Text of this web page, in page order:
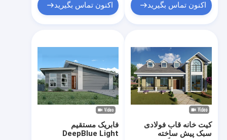
اکنون تماس بگیرید اکنون تماس بگیرید
فابریک مستقیم
DeepBlue Light
کیت خانه قاب فولادی
سبک پیش ساخته